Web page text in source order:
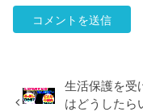
生活保護を受
はどうしたら